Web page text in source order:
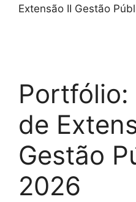
Extensão II Gestão
Portfólio:
de
Gestão
2026